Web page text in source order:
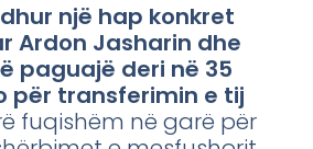
një hap konkret
Ardon Jasharin dhe
paguajë deri në 35
për transferimin e tij
fuqishëm në garë për